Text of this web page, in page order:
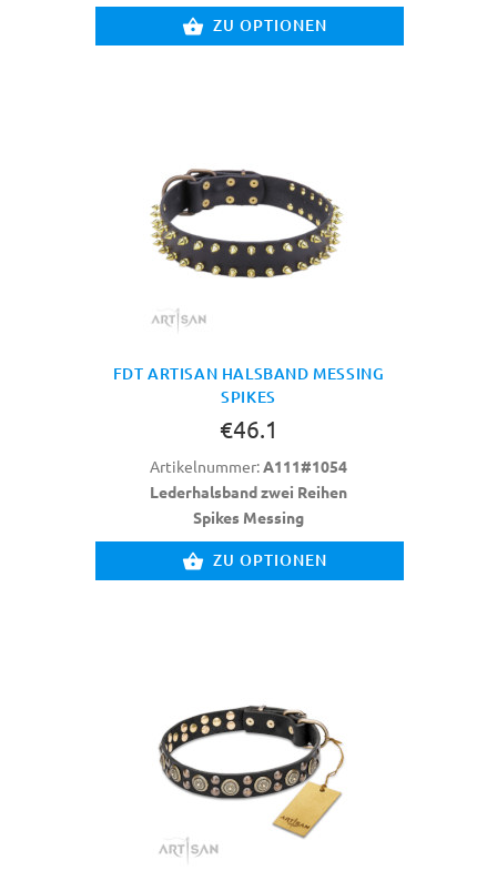
ZU OPTIONEN
FDT ARTISAN HALSBAND MESSING
SPIKES
€46.1
Artikelnummer:A111#1054
Lederhalsband zwei Reihen
Spikes Messing
ZU OPTIONEN